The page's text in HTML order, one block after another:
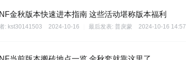
金秋版本快速进本指南 这些活动堪称版本福利
: kst30141503 2024-10-16 最后发表: 普戾蒙 2024-10-16 14:57